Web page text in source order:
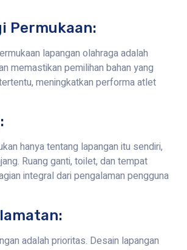
Permukaan:
lapangan olahraga adalah
memastikan pemilihan bahan yang
meningkatkan performa atlet
hanya tentang lapangan itu sendiri,
Ruang ganti, toilet, dan tempat
integral dari pengalaman pengguna
adalah prioritas. Desain lapangan